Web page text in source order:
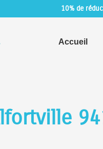
10% de
Accueil